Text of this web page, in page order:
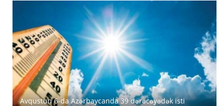
Avqustun 6-da Azərbaycanda 39 dərəcəyədək isti
Azərbaycanda avqustun 5-nə gözlənilən hava şəraiti
MİDA Lənkəran, Şirvan və Yevlaxda güzəştli mənzilləri